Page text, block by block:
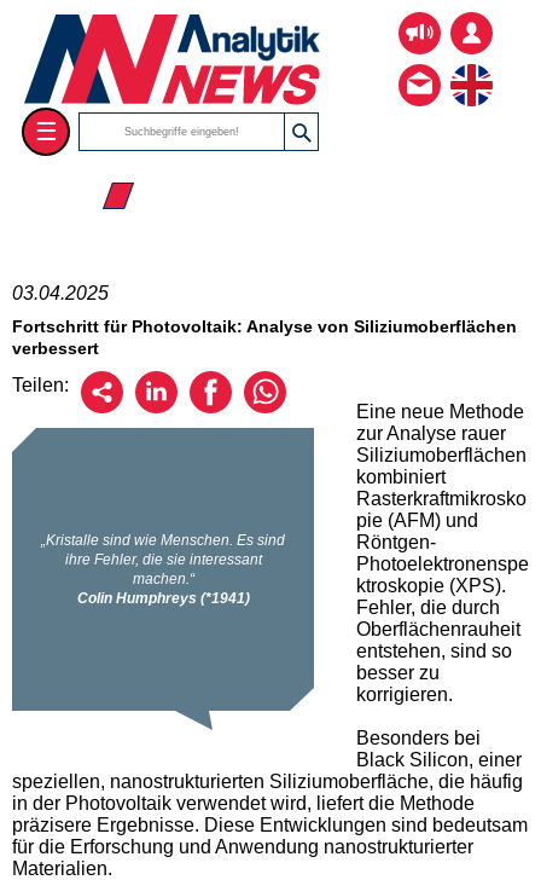
☰
☰ 2025
03.04.2025
Fortschritt für Photovoltaik: Analyse von Siliziumoberflächen
verbessert
Teilen:
Eine neue Methode
zur Analyse rauer
Siliziumoberflächen
kombiniert
Rasterkraftmikrosko
pie (AFM) und
Röntgen-
Photoelektronenspe
ktroskopie (XPS).
Fehler, die durch
Oberflächenrauheit
entstehen, sind so
besser zu
korrigieren.
Besonders bei
Black Silicon, einer
speziellen, nanostrukturierten Siliziumoberfläche, die häufig
in der Photovoltaik verwendet wird, liefert die Methode
präzisere Ergebnisse. Diese Entwicklungen sind bedeutsam
für die Erforschung und Anwendung nanostrukturierter
Materialien.